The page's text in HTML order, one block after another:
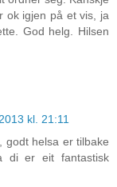
ok igjen på et vis, ja
God helg. Hilsen
kl. 21:11
godt helsa er tilbake
di er eit fantastisk